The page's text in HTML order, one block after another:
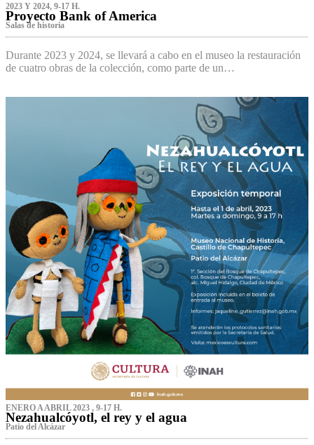
2023 Y 2024, 9-17 H.
Proyecto Bank of America
S‌alas de historia
Durante 2023 y 2024, se llevará a cabo en el museo la restauración
de cuatro obras de la colección, como parte de un…
ENERO A ABRIL 2023 , 9-17 H.
Nezahualcóyotl, el rey y el agua
Patio del Alcázar